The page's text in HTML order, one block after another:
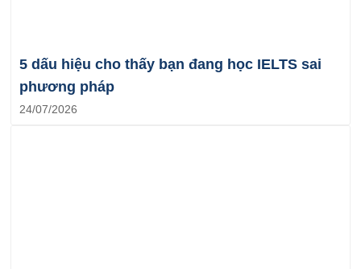
5 dấu hiệu cho thấy bạn đang học IELTS sai
phương pháp
24/07/2026